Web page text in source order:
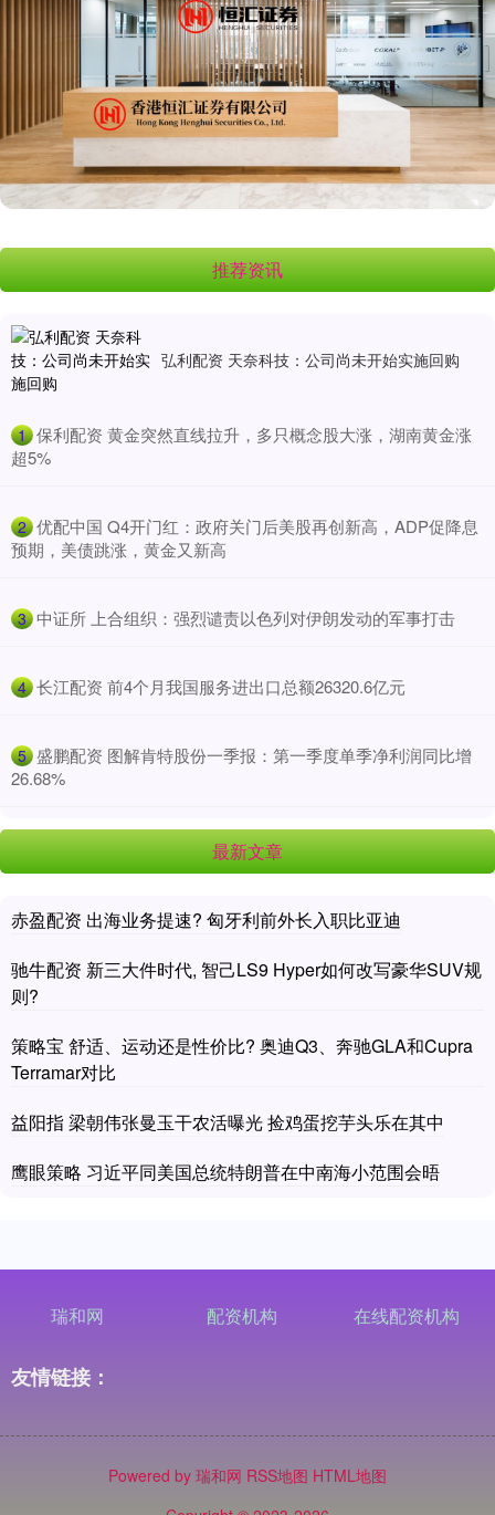
推荐资讯
弘利配资 天奈科技：公司尚未开始实施回购
1 ​保利配资 黄金突然直线拉升，多只概念股大涨，湖南黄金涨
超5%
2 ​优配中国 Q4开门红：政府关门后美股再创新高，ADP促降息
预期，美债跳涨，黄金又新高
3 ​中证所 上合组织：强烈谴责以色列对伊朗发动的军事打击
4 ​长江配资 前4个月我国服务进出口总额26320.6亿元
5 ​盛鹏配资 图解肯特股份一季报：第一季度单季净利润同比增
26.68%
最新文章
赤盈配资 出海业务提速? 匈牙利前外长入职比亚迪
驰牛配资 新三大件时代, 智己LS9 Hyper如何改写豪华SUV规
则?
策略宝 舒适、运动还是性价比? 奥迪Q3、奔驰GLA和Cupra
Terramar对比
益阳指 梁朝伟张曼玉干农活曝光 捡鸡蛋挖芋头乐在其中
鹰眼策略 习近平同美国总统特朗普在中南海小范围会晤
瑞和网 配资机构 在线配资机构
友情链接：
Powered by 瑞和网 RSS地图 HTML地图